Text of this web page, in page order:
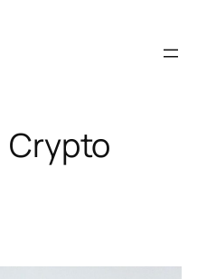
Crypto